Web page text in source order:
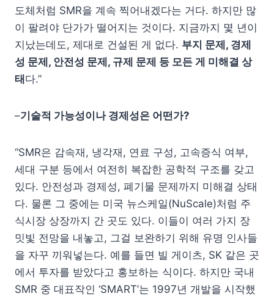
도체처럼 SMR을 계속 찍어내겠다는 거다. 하지만 많
이 팔려야 단가가 떨어지는 것이다. 지금까지 몇 년이
지났는데도, 제대로 건설된 게 없다. 부지 문제, 경제
성 문제, 안전성 문제, 규제 문제 등 모든 게 미해결 상
태다.”
–기술적 가능성이나 경제성은 어떤가?
“SMR은 감속재, 냉각재, 연료 구성, 고속증식 여부,
세대 구분 등에서 여전히 복잡한 공학적 구조를 갖고
있다. 안전성과 경제성, 폐기물 문제까지 미해결 상태
다. 물론 그 중에는 미국 뉴스케일(NuScale)처럼 주
식시장 상장까지 간 곳도 있다. 이들이 여러 가지 장
밋빛 전망을 내놓고, 그걸 보완하기 위해 유명 인사들
을 자꾸 끼워넣는다. 예를 들면 빌 게이츠, SK 같은 곳
에서 투자를 받았다고 홍보하는 식이다. 하지만 국내
SMR 중 대표작인 ‘SMART’는 1997년 개발을 시작했